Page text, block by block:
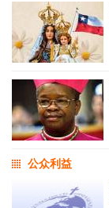
公众利益